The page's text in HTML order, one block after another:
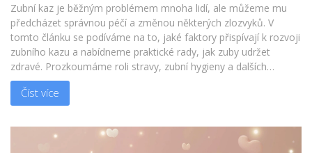
Zubní kaz je běžným problémem mnoha lidí, ale můžeme mu
předcházet správnou péčí a změnou některých zlozvyků. V
tomto článku se podíváme na to, jaké faktory přispívají k rozvoji
zubního kazu a nabídneme praktické rady, jak zuby udržet
zdravé. Prozkoumáme roli stravy, zubní hygieny a dalších
faktorů, které hrají roli ve zdraví našeho ústního prostředí.
Číst více